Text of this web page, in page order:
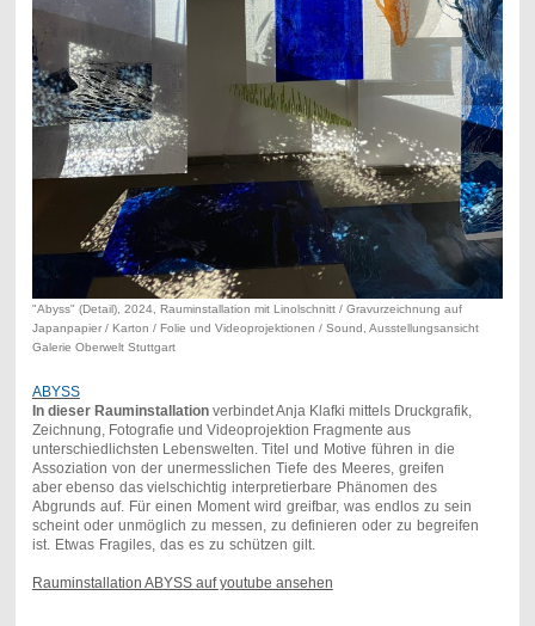
"Abyss" (Detail), 2024, Rauminstallation mit Linolschnitt / Gravurzeichnung auf
Japanpapier / Karton / Folie und Videoprojektionen / Sound, Ausstellungsansicht
Galerie Oberwelt Stuttgart
ABYSS
In dieser Rauminstallationverbindet Anja Klafki mittels Druckgrafik,
Zeichnung, Fotografie und Videoprojektion Fragmente aus
unterschiedlichsten Lebenswelten. Titel und Motive führen in die
Assoziation von der unermesslichen Tiefe des Meeres, greifen
aber ebenso das vielschichtig interpretierbare Phänomen des
Abgrunds auf. Für einen Moment wird greifbar, was endlos zu sein
scheint oder unmöglich zu messen, zu definieren oder zu begreifen
ist. Etwas Fragiles, das es zu schützen gilt.
Rauminstallation ABYSS auf youtube ansehen